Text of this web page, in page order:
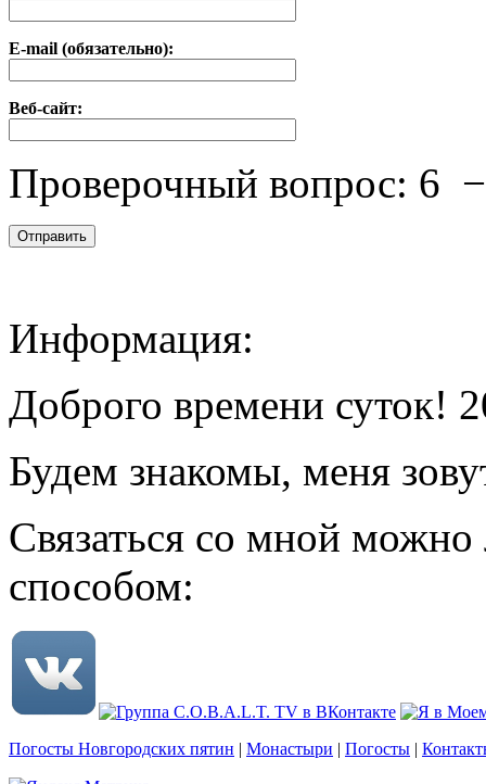
E-mail (обязательно):
Веб-сайт:
Проверочный вопрос: 6
Информация:
Доброго времени суток!
Будем знакомы, меня
Связаться со мной
способом:
Погосты Новгородских пятин | Монастыри | Погосты |